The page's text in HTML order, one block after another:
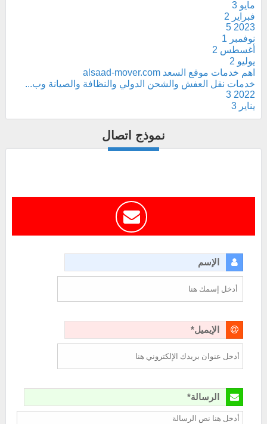
مايو 3
فبراير 2
2023
5
نوفمبر 1
أغسطس 2
يوليو 2
اهم خدمات موقع السعد alsaad-mover.com
خدمات نقل العفش والشحن الدولي والنظافة والصيانة وب...
2022
3
يناير 3
نموذج اتصال
الإسم
الإيميل*
الرسالة*